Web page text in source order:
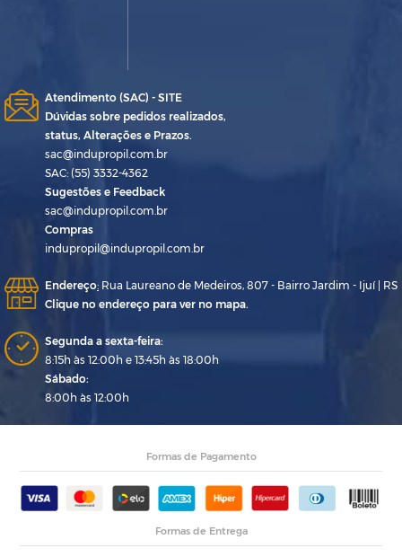
Atendimento (SAC) - SITE
Dúvidas sobre pedidos realizados,
status, Alterações e Prazos.
sac@indupropil.com.br
SAC: (55) 3332-4362
Sugestões e Feedback
sac@indupropil.com.br
Compras
indupropil@indupropil.com.br
Endereço: Rua Laureano de Medeiros, 807 - Bairro Jardim - Ijuí | RS
Clique no endereço para ver no mapa.
Segunda a sexta-feira:
8:15h às 12:00h e 13:45h às 18:00h
Sábado:
8:00h às 12:00h
Formas de Pagamento
Formas de Entrega